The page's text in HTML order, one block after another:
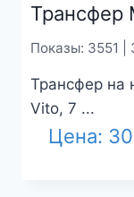
Трансфер
Показы: 3551 |
Трансфер на
Vito, 7 ...
Цена: